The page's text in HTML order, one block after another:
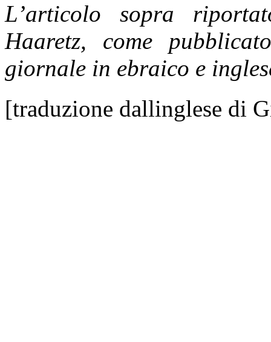
L’articolo sopra
Haaretz, come
giornale in ebraico e
[traduzione dallinglese di